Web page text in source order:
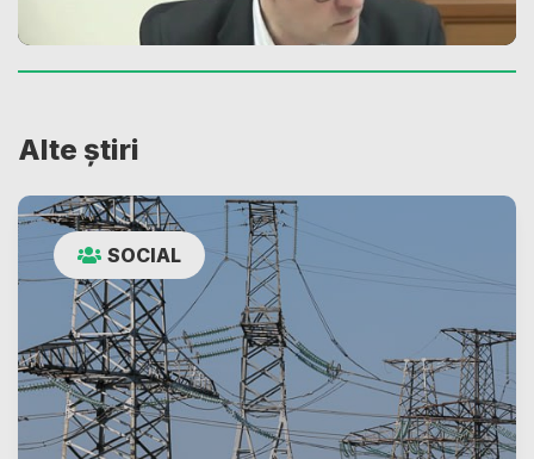
Alte știri
SOCIAL